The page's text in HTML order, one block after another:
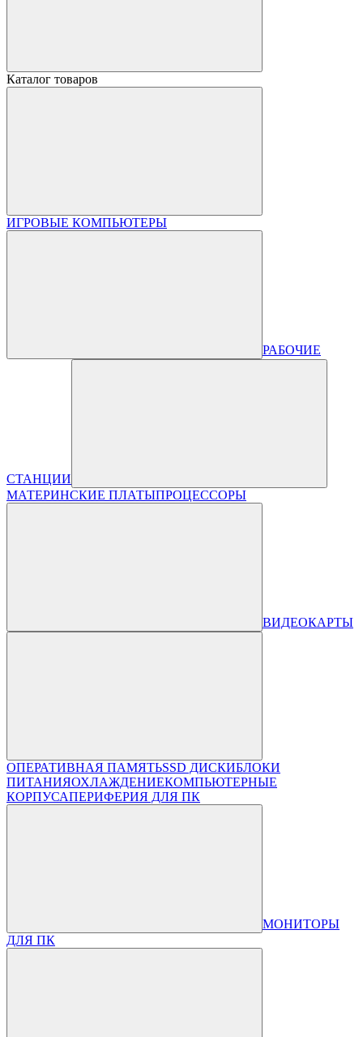
Каталог товаров
ИГРОВЫЕ КОМПЬЮТЕРЫ
РАБОЧИЕ
СТАНЦИИ
МАТЕРИНСКИЕ ПЛАТЫПРОЦЕССОРЫ
ВИДЕОКАРТЫ
ОПЕРАТИВНАЯ ПАМЯТЬSSD ДИСКИБЛОКИ
ПИТАНИЯОХЛАЖДЕНИЕКОМПЬЮТЕРНЫЕ
КОРПУСАПЕРИФЕРИЯ ДЛЯ ПК
МОНИТОРЫ
ДЛЯ ПК